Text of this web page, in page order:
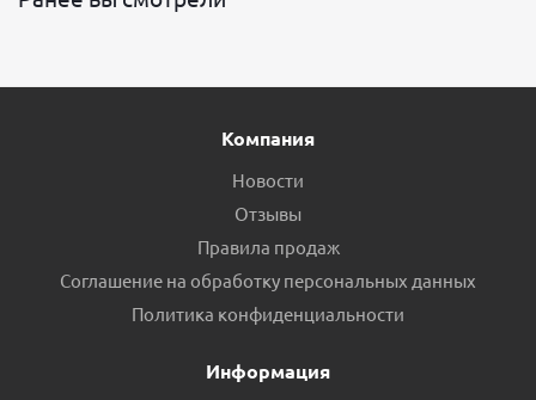
Компания
Новости
Отзывы
Правила продаж
Соглашение на обработку персональных данных
Политика конфиденциальности
Информация